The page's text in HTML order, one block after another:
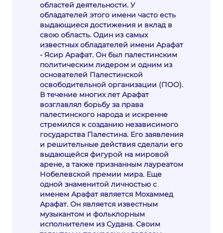
областей деятельности. У
обладателей этого имени часто есть
выдающиеся достижения и вклад в
свою область. Один из самых
известных обладателей имени Арафат
- Ясир Арафат. Он был палестинским
политическим лидером и одним из
основателей Палестинской
освободительной организации (ПОО).
В течение многих лет Арафат
возглавлял борьбу за права
палестинского народа и искренне
стремился к созданию независимого
государства Палестина. Его заявления
и решительные действия сделали его
выдающейся фигурой на мировой
арене, а также признанным лауреатом
Нобелевской премии мира. Еще
одной знаменитой личностью с
именем Арафат является Мохаммед
Арафат. Он является известным
музыкантом и фольклорным
исполнителем из Судана. Своим